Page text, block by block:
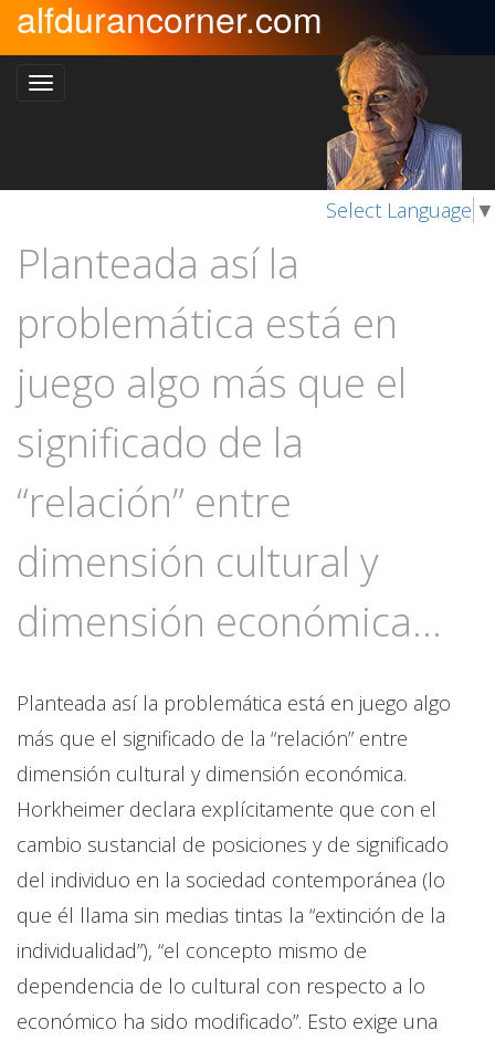
alfdurancorner.com
Select Language ▼
Planteada así la
problemática está en
juego algo más que el
significado de la
“relación” entre
dimensión cultural y
dimensión económica...
Planteada así la problemática está en juego algo
más que el significado de la “relación” entre
dimensión cultural y dimensión económica.
Horkheimer declara explícitamente que con el
cambio sustancial de posiciones y de significado
del individuo en la sociedad contemporánea (lo
que él llama sin medias tintas la “extinción de la
individualidad”), “el concepto mismo de
dependencia de lo cultural con respecto a lo
económico ha sido modificado”. Esto exige una